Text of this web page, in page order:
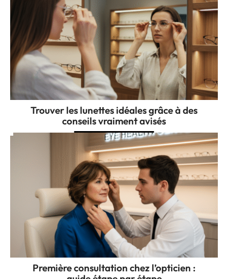
Trouver les lunettes idéales grâce à des
conseils vraiment avisés
Première consultation chez l’opticien :